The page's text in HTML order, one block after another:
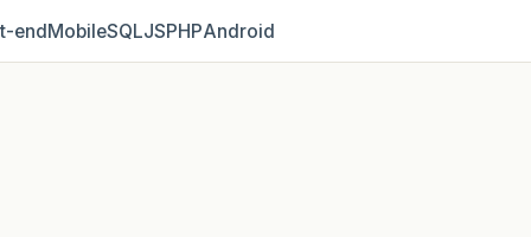
MobileSQLJSPHPAndroid